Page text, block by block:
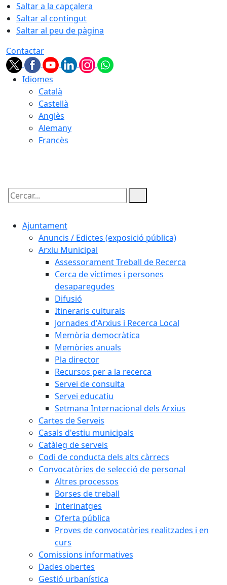
Saltar a la capçalera
Saltar al contingut
Saltar al peu de pàgina
Contactar
Idiomes
Català
Castellà
Anglès
Alemany
Francès
Cercar:
Ajuntament
Anuncis / Edictes (exposició pública)
Arxiu Municipal
Assessorament Treball de Recerca
Cerca de víctimes i persones
desaparegudes
Difusió
Itineraris culturals
Jornades d'Arxius i Recerca Local
Memòria democràtica
Memòries anuals
Pla director
Recursos per a la recerca
Servei de consulta
Servei educatiu
Setmana Internacional dels Arxius
Cartes de Serveis
Casals d'estiu municipals
Catàleg de serveis
Codi de conducta dels alts càrrecs
Convocatòries de selecció de personal
Altres processos
Borses de treball
Interinatges
Oferta pública
Proves de convocatòries realitzades i en
curs
Comissions informatives
Dades obertes
Gestió urbanística